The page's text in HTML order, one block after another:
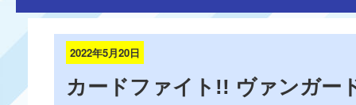
2022年5月20日
カードファイト!! ヴァンガー